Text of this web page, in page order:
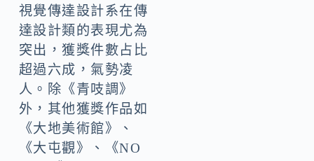
視覺傳達設計系在傳
達設計類的表現尤為
突出，獲獎件數占比
超過六成，氣勢凌
人。除《青吱調》
外，其他獲獎作品如
《大地美術館》、
《大屯觀》、《NO